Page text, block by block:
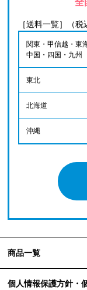
全
［送料一覧］（税
関東・甲信越・東
中国・四国・九州
東北
北海道
沖縄
商品一覧
個人情報保護方針・